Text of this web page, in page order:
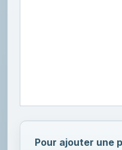
Pour ajouter une